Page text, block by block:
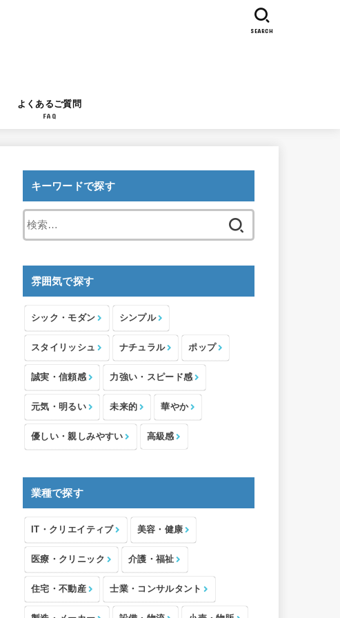
よくあるご質問
FAQ
SEARCH
キーワードで探す
索:
雰囲気で探す
シック・モダン シンプル
スタイリッシュ ナチュラル ポップ
誠実・信頼感 力強い・スピード感
元気・明るい 未来的 華やか
優しい・親しみやすい 高級感
業種で探す
IT・クリエイティブ 美容・健康
医療・クリニック 介護・福祉
住宅・不動産 士業・コンサルタント